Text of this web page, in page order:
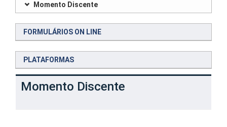
Momento Discente
FORMULÁRIOS ON LINE
PLATAFORMAS
Momento Discente